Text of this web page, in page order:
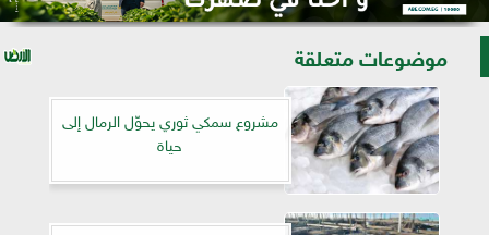
موضوعات متعلقة
مشروع سمكي ثوري يحوّل الرمال إلى
حياة